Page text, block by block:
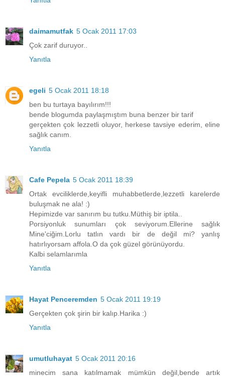
daimamutfak 5 Ocak 2011 17:03
Çok zarif duruyor..
Yanıtla
egeli 5 Ocak 2011 18:18
ben bu turtaya bayılırım!!!
bende blogumda paylaşmıştım buna benzer bir tarif
gerçekten çok lezzetli oluyor, herkese tavsiye ederim, eline
sağlık canım.
Yanıtla
Cafe Pepela 5 Ocak 2011 18:39
Ortak evciliklerde,keyifli muhabbetlerde,lezzetli karelerde
buluşmak ne ala! :)
Hepimizde var sanırım bu tutku.Müthiş bir iptila..
Porsiyonluk sunumları çok seviyorum.Ellerine sağlık
Mine'ciğim.Lorlu tatlın vardı bir de değil mi? yanlış
hatırlıyorsam affola.O da çok güzel görünüyordu.
Kalbi selamlarımla
Yanıtla
Hayat Penceremden 5 Ocak 2011 19:19
Gerçekten çok şirin bir kalıp.Harika :)
Yanıtla
umutluhayat 5 Ocak 2011 20:16
minecim sana katılmamak mümkün değil,bende artık